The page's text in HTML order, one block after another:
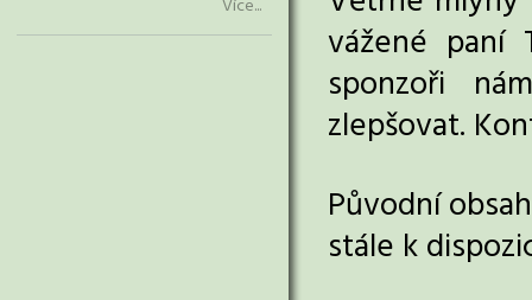
Více...
vážené paní
sponzoři
zlepšovat.
Původní
stále k